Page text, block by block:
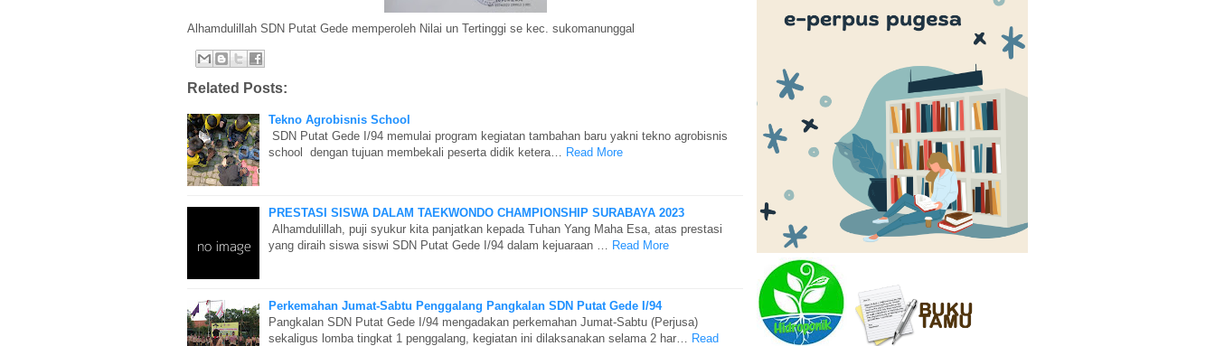
Alhamdulillah SDN Putat Gede memperoleh Nilai un Tertinggi se kec. sukomanunggal
Related Posts:
Tekno Agrobisnis School
SDN Putat Gede I/94 memulai program kegiatan tambahan baru yakni tekno agrobisnis
school dengan tujuan membekali peserta didik ketera…
Read More
PRESTASI SISWA DALAM TAEKWONDO CHAMPIONSHIP SURABAYA 2023
Alhamdulillah, puji syukur kita panjatkan kepada Tuhan Yang Maha Esa, atas prestasi
yang diraih siswa siswi SDN Putat Gede I/94 dalam kejuaraan …
Read More
Perkemahan Jumat-Sabtu Penggalang Pangkalan SDN Putat Gede I/94
Pangkalan SDN Putat Gede I/94 mengadakan perkemahan Jumat-Sabtu (Perjusa)
sekaligus lomba tingkat 1 penggalang, kegiatan ini dilaksanakan selama 2 har…
Read